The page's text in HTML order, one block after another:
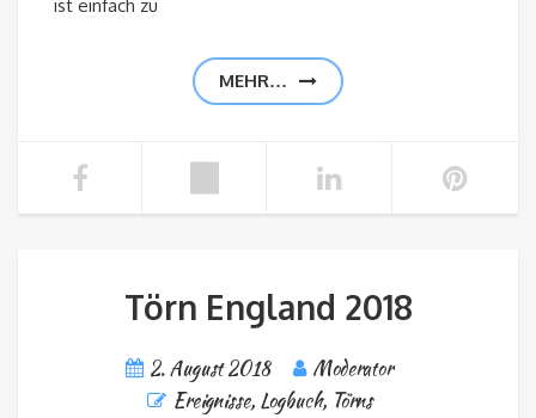
ist einfach zu
MEHR…
Törn England 2018
2. August 2018
Moderator
Ereignisse, Logbuch, Törns